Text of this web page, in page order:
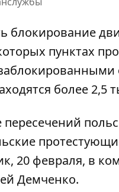
блокирование
пунктах
более 2,5
20 февраля, в
Демченко.